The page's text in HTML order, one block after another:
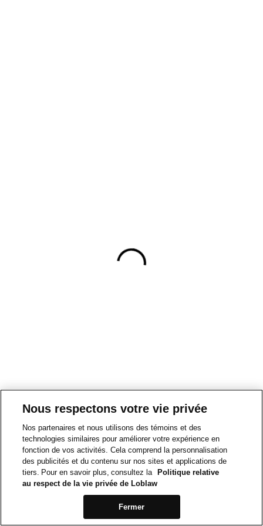
Nous respectons votre vie privée
Nos partenaires et nous utilisons des témoins et des
technologies similaires pour améliorer votre expérience en
fonction de vos activités. Cela comprend la personnalisation
des publicités et du contenu sur nos sites et applications de
tiers. Pour en savoir plus, consultez la
Politique relative
au respect de la vie privée de Loblaw
Fermer